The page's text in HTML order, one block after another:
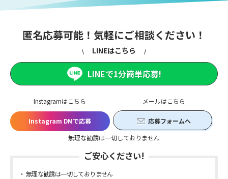
匿名応募可能！気軽にご相談ください！
Instagramはこちら
Instagram DMで応募
メールはこちら
応募フォームへ
無理な勧誘は一切しておりません
LINEはこちら
LINEで1分簡単応募!
ご安心ください!
無理な勧誘は一切しておりません